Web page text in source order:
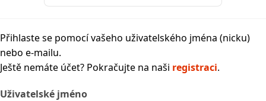
Přihlaste se pomocí vašeho uživatelského jména (nicku)
nebo e-mailu.
Ještě nemáte účet? Pokračujte na naši registraci.
Uživatelské jméno